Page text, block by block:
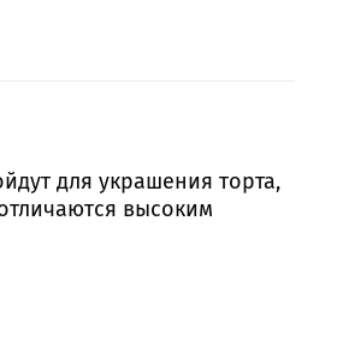
для украшения торта,
высоким